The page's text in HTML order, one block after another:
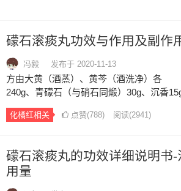
礞石滚痰丸功效与作用及副作
冯毅 发布于 2020-11-13
方由大黄（酒蒸）、黄芩（酒洗净）各
240g、青礞石（与硝石同煅）30g、沉香
组成。青礞石燥悍重坠，可以除其湿之本，
扫其胃肠曲折之处，使秽浊不得腻滞而少
胃之滞，肾气流通，则水垢不留，而痰不再
作，且使青礞石不粘着于肠，二黄不伤及
胃，一举而三得。…
化橘红相关 点赞(788) 阅读(2941)
礞石滚痰丸的功效详细说明书
用量